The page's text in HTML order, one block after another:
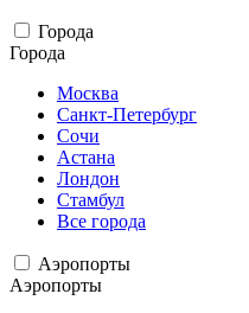
Города
Города
Москва
Санкт-Петербург
Сочи
Астана
Лондон
Стамбул
Все города
Аэропорты
Аэропорты